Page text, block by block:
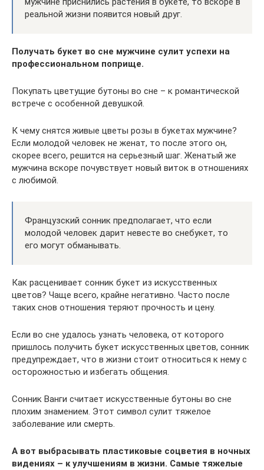
реальной жизни появится новый друг.
Получать букет во сне мужчине сулит успехи на
профессиональном поприще.
Покупать цветущие бутоны во сне – к романтической
встрече с особенной девушкой.
К чему снятся живые цветы розы в букетах мужчине?
Если молодой человек не женат, то после этого он,
скорее всего, решится на серьезный шаг. Женатый же
мужчина вскоре почувствует новый виток в отношениях
с любимой.
Французский сонник предполагает, что если
молодой человек дарит невесте во снебукет, то
его могут обманывать.
Как расценивает сонник букет из искусственных
цветов? Чаще всего, крайне негативно. Часто после
таких снов отношения теряют прочность и цену.
Если во сне удалось узнать человека, от которого
пришлось получить букет искусственных цветов, сонник
предупреждает, что в жизни стоит относиться к нему с
осторожностью и избегать общения.
Сонник Ванги считает искусственные бутоны во сне
плохим знамением. Этот символ сулит тяжелое
заболевание или смерть.
А вот выбрасывать пластиковые соцветия в ночных
видениях – к улучшениям в жизни. Самые тяжелые